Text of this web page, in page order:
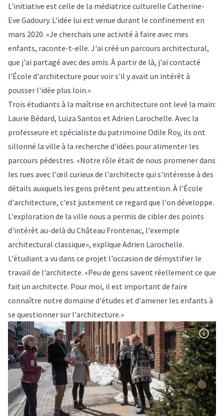
L'initiative est celle de la médiatrice culturelle Catherine-
Eve Gadoury. L'idée lui est venue durant le confinement en
mars 2020. «Je cherchais une activité à faire avec mes
enfants, raconte-t-elle. J'ai créé un parcours architectural,
que j'ai partagé avec des amis. À partir de là, j'ai contacté
l'École d'architecture pour voir s'il y avait un intérêt à
pousser l'idée plus loin.»
Trois étudiants à la maîtrise en architecture ont levé la main:
Laurie Bédard, Luiza Santos et Adrien Larochelle. Avec la
professeure et spécialiste du patrimoine Odile Roy, ils ont
sillonné la ville à la recherche d'idées pour alimenter les
parcours pédestres. «Notre rôle était de nous promener dans
les rues avec l'œil curieux de l'architecte qui s'intéresse à des
détails auxquels les gens prêtent peu attention. À l'École
d'architecture, c'est justement ce regard que l'on développe.
L'exploration de la ville nous a permis de cibler des points
d'intérêt au-delà du Château Frontenac, l'exemple
architectural classique», explique Adrien Larochelle.
L'étudiant a vu dans ce projet l'occasion de démystifier le
travail de l'architecte. «Peu de gens savent réellement ce que
fait un architecte. Pour moi, il est important de faire
connaître notre domaine d'études et d'amener les enfants à
se questionner sur l'architecture.»